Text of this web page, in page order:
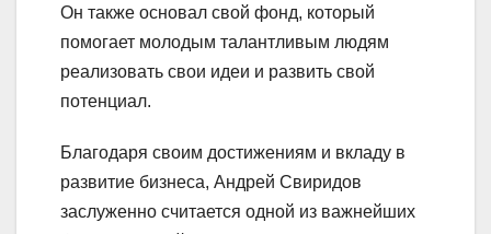
Он также основал свой фонд, который
помогает молодым талантливым людям
реализовать свои идеи и развить свой
потенциал.
Благодаря своим достижениям и вкладу в
развитие бизнеса, Андрей Свиридов
заслуженно считается одной из важнейших